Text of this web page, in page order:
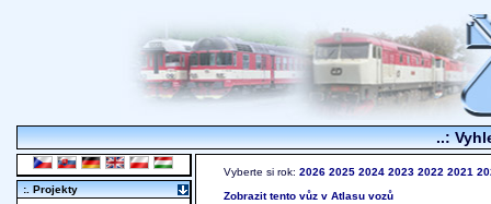
..:
Vyberte si rok: 2026 2025 2024 2023 2022 2021
Zobrazit tento vůz v Atlasu vozů
:. Projekty